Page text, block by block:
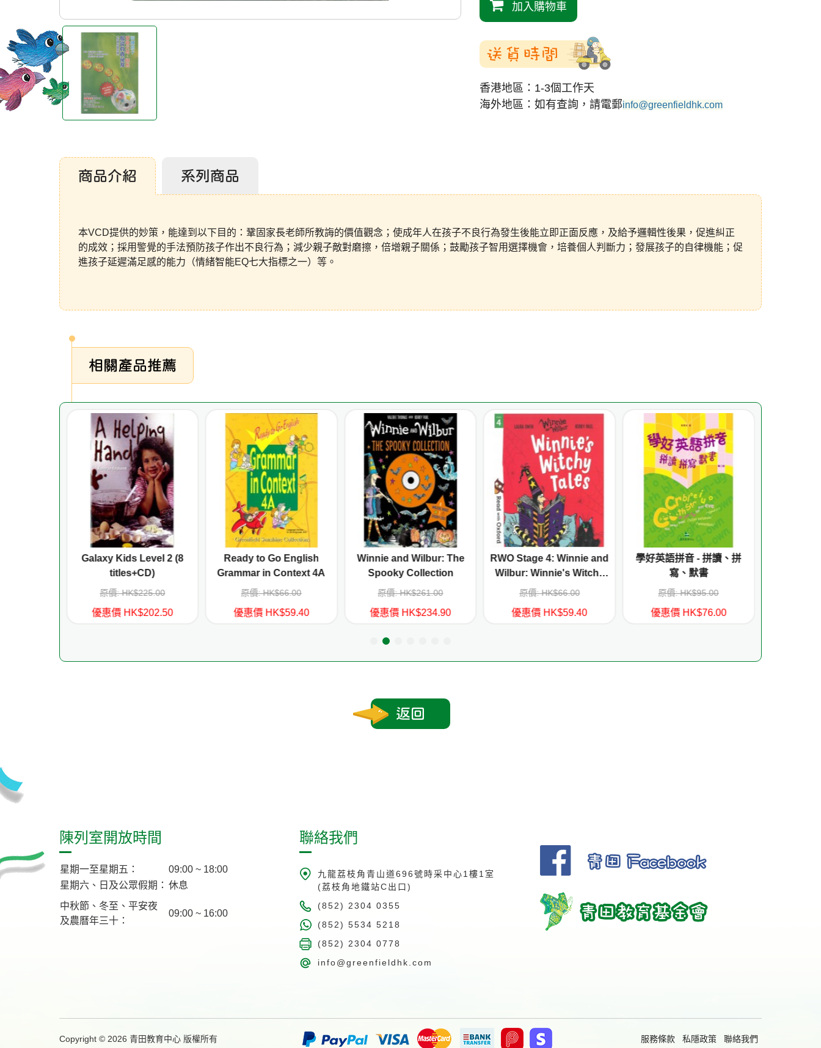
加入購物車
送貨時間
香港地區：1-3個工作天
海外地區：如有查詢，請電郵info@greenfieldhk.com
商品介紹 系列商品
本VCD提供的妙策，能達到以下目的：鞏固家長老師所教誨的價值觀念；使成年人在孩子不良行為發生後能立即正面反應，及給予邏輯性後果，促進糾正
的成效；採用警覺的手法預防孩子作出不良行為；減少親子敵對磨擦，倍增親子關係；鼓勵孩子智用選擇機會，培養個人判斷力；發展孩子的自律機能；促
進孩子延遲滿足感的能力（情緒智能EQ七大指標之一）等。
相關產品推薦
Galaxy Kids Level 2 (8
titles+CD)
原價: HK$225.00
優惠價 HK$202.50
Ready to Go English
Grammar in Context 4A
原價: HK$66.00
優惠價 HK$59.40
Winnie and Wilbur: The
Spooky Collection
原價: HK$261.00
優惠價 HK$234.90
RWO Stage 4: Winnie and
Wilbur: Winnie's Witchy
Tales
原價: HK$66.00
優惠價 HK$59.40
學好英語拼音 - 拼讀、拼
寫、默書
原價: HK$95.00
優惠價 HK$76.00
返回
陳列室開放時間
星期一至星期五：
09:00 ~ 18:00
星期六、日及公眾假期： 休息
中秋節、冬至、平安夜
及農曆年三十：
09:00 ~ 16:00
聯絡我們
九龍荔枝角青山道696號時采中心1樓1室
(荔枝角地鐵站C出口)
(852) 2304 0355
(852) 5534 5218
(852) 2304 0778
info@greenfieldhk.com
Copyright © 2026 青田教育中心 版權所有 服務條款 私隱政策 聯絡我們